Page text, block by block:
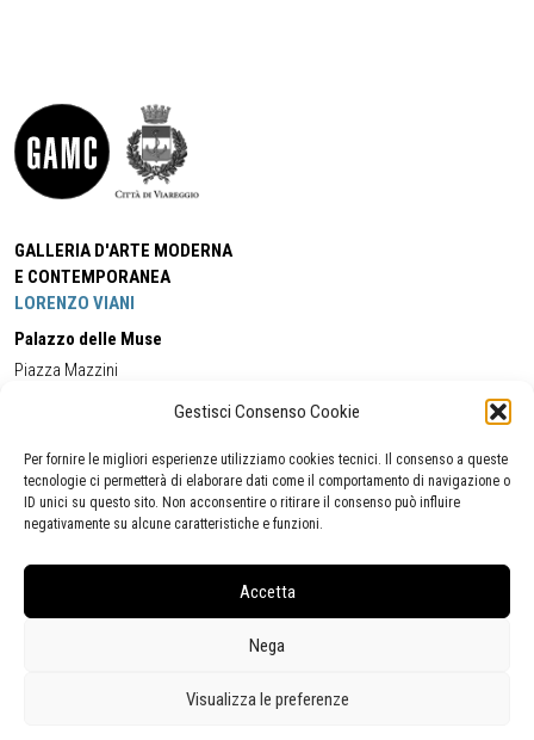
Gestisci Consenso Cookie
Per fornire le migliori esperienze utilizziamo cookies tecnici. Il consenso a queste
tecnologie ci permetterà di elaborare dati come il comportamento di navigazione o
ID unici su questo sito. Non acconsentire o ritirare il consenso può influire
negativamente su alcune caratteristiche e funzioni.
Accetta
Nega
Visualizza le preferenze
GALLERIA D'ARTE MODERNA
E CONTEMPORANEA
LORENZO VIANI
Palazzo delle Muse
Piazza Mazzini
Cell:+39 338 5714978 (orario apertura Galleria)
Tel:
+39 0584 944580
(orario 09.00/13.00)
Email:gamc@comune.viareggio.lu.it
Segnalazione di inaccessibilità